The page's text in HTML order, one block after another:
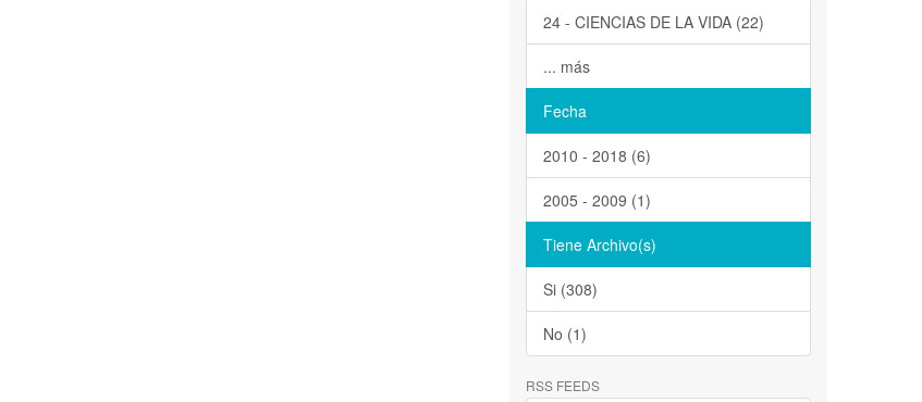
24 - CIENCIAS DE LA VIDA (22)
... más
Fecha
2010 - 2018 (6)
2005 - 2009 (1)
Tiene Archivo(s)
Si (308)
No (1)
RSS FEEDS